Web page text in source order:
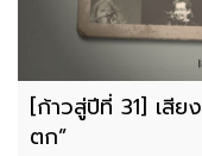
[ก้าวสู่ปีที่ 31] เสีย
ตก”